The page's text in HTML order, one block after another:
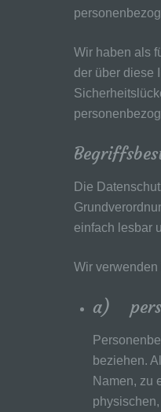
Wir haben als
der über diese
Die
einfach lesbar
Wir verwenden
a)
beziehen.
Namen, zu